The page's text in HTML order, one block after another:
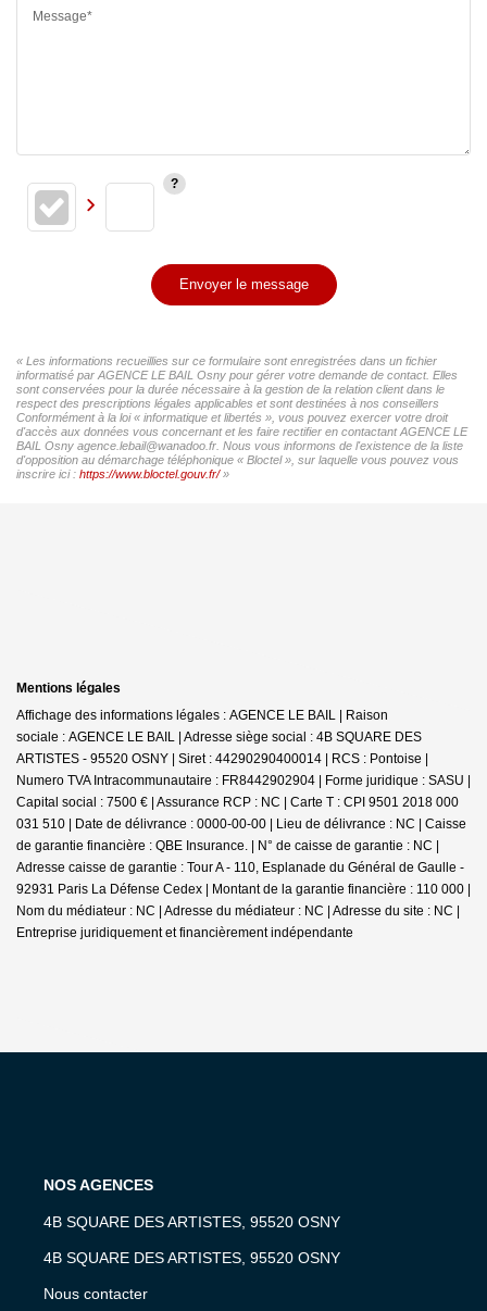
Message*
Envoyer le message
« Les informations recueillies sur ce formulaire sont enregistrées dans un fichier
informatisé par AGENCE LE BAIL Osny pour gérer votre demande de contact. Elles
sont conservées pour la durée nécessaire à la gestion de la relation client dans le
respect des prescriptions légales applicables et sont destinées à nos conseillers
Conformément à la loi « informatique et libertés », vous pouvez exercer votre droit
d'accès aux données vous concernant et les faire rectifier en contactant AGENCE LE
BAIL Osny agence.lebail@wanadoo.fr. Nous vous informons de l'existence de la liste
d'opposition au démarchage téléphonique « Bloctel », sur laquelle vous pouvez vous
inscrire ici : https://www.bloctel.gouv.fr/»
Mentions légales
Affichage des informations légales : AGENCE LE BAIL | Raison
sociale : AGENCE LE BAIL | Adresse siège social : 4B SQUARE DES
ARTISTES - 95520 OSNY | Siret : 44290290400014 | RCS : Pontoise |
Numero TVA Intracommunautaire : FR8442902904 | Forme juridique : SASU |
Capital social : 7500 € | Assurance RCP : NC | Carte T : CPI 9501 2018 000
031 510 | Date de délivrance : 0000-00-00 | Lieu de délivrance : NC | Caisse
de garantie financière : QBE Insurance. | N° de caisse de garantie : NC |
Adresse caisse de garantie : Tour A - 110, Esplanade du Général de Gaulle -
92931 Paris La Défense Cedex | Montant de la garantie financière : 110 000 |
Nom du médiateur : NC | Adresse du médiateur : NC | Adresse du site : NC |
Entreprise juridiquement et financièrement indépendante
NOS AGENCES
4B SQUARE DES ARTISTES, 95520 OSNY
4B SQUARE DES ARTISTES, 95520 OSNY
Nous contacter